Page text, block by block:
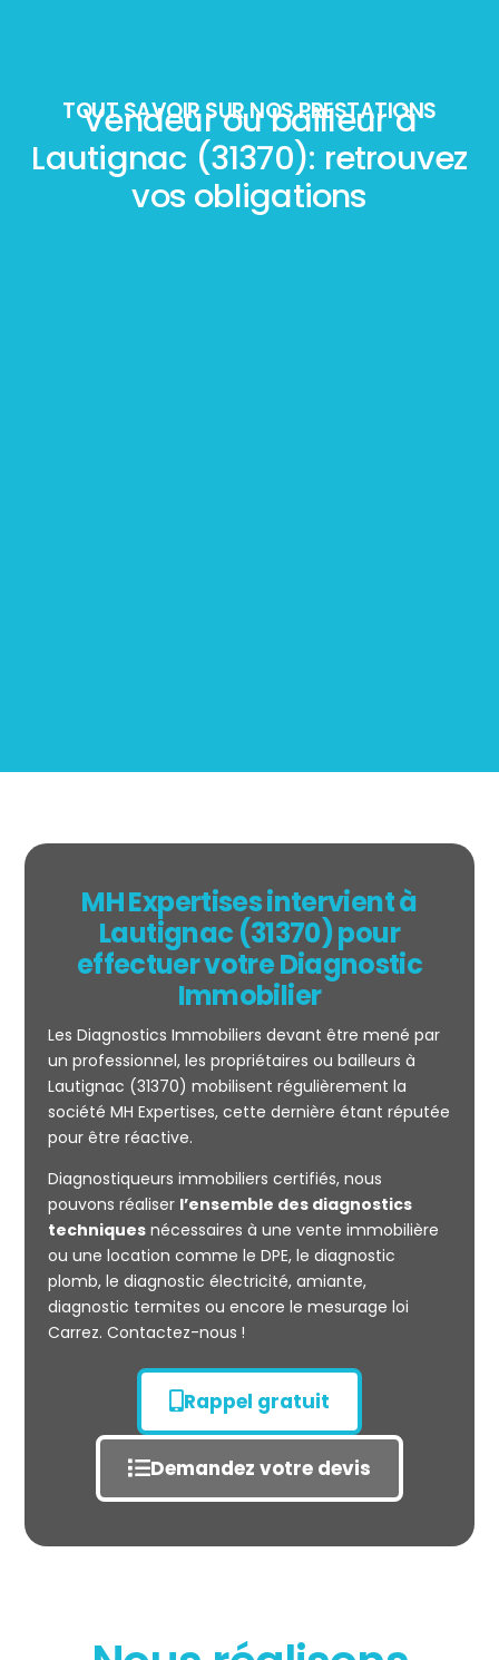
TOUT SAVOIR SUR NOS PRESTATIONS
Vendeur ou bailleur à
Lautignac (31370): retrouvez
vos obligations
Mesurage
CARREZ
MH Expertises intervient à
Lautignac (31370) pour
effectuer votre Diagnostic
Immobilier
Les Diagnostics Immobiliers devant être mené par
un professionnel, les propriétaires ou bailleurs à
Lautignac (31370) mobilisent régulièrement la
société MH Expertises, cette dernière étant réputée
pour être réactive.
Diagnostiqueurs immobiliers certifiés, nous
pouvons réaliser l’ensemble des diagnostics
techniquesnécessaires à une vente immobilière
ou une location comme le DPE, le diagnostic
plomb, le diagnostic électricité, amiante,
diagnostic termites ou encore le mesurage loi
Carrez. Contactez-nous !
Rappel gratuit
Demandez votre devis